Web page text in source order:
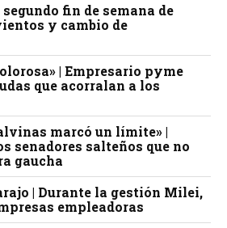
fin de semana de
y cambio de
| Empresario pyme
que acorralan a los
marcó un límite» |
senadores salteños que no
gaucha
| Durante la gestión Milei,
empleadoras